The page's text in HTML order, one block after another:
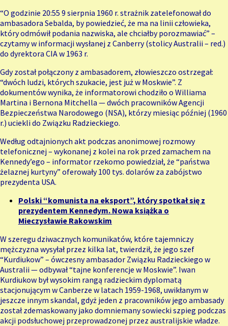
“O godzinie 20:55 9 sierpnia 1960 r. strażnik zatelefonował do
ambasadora Sebalda, by powiedzieć, że ma na linii człowieka,
który odmówił podania nazwiska, ale chciałby porozmawiać” –
czytamy w informacji wysłanej z Canberry (stolicy Australii – red.)
do dyrektora CIA w 1963 r.
Gdy został połączony z ambasadorem, złowieszczo ostrzegał:
“dwóch ludzi, których szukacie, jest już w Moskwie”. Z
dokumentów wynika, że informatorowi chodziło o Williama
Martina i Bernona Mitchella — dwóch pracowników Agencji
Bezpieczeństwa Narodowego (NSA), którzy miesiąc później (1960
r.) uciekli do Związku Radzieckiego.
Według odtajnionych akt podczas anonimowej rozmowy
telefonicznej – wykonanej z kolei na rok przed zamachem na
Kennedy’ego – informator rzekomo powiedział, że “państwa
żelaznej kurtyny” oferowały 100 tys. dolarów za zabójstwo
prezydenta USA.
Polski “komunista na eksport”, który spotkał się z
prezydentem Kennedym. Nowa książka o
Mieczysławie Rakowskim
W szeregu dziwacznych komunikatów, które tajemniczy
mężczyzna wysyłał przez kilka lat, twierdził, że jego szef
“Kurdiukow” – ówczesny ambasador Związku Radzieckiego w
Australii — odbywał “tajne konferencje w Moskwie”. Iwan
Kurdiukow był wysokim rangą radzieckim dyplomatą
stacjonującym w Canberze w latach 1959-1968, uwikłanym w
jeszcze innym skandal, gdyż jeden z pracowników jego ambasady
został zdemaskowany jako domniemany sowiecki szpieg podczas
akcji podsłuchowej przeprowadzonej przez australijskie władze.